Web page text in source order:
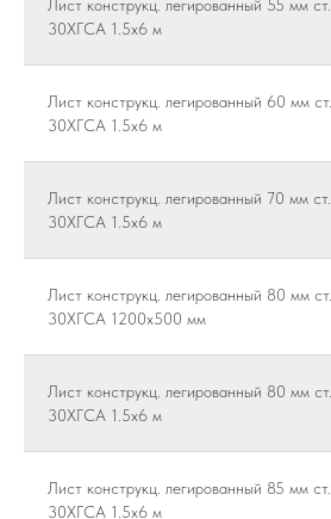
Лист конструкц. легированный 55 мм ст.
30ХГСА 1.5х6 м
Лист конструкц. легированный 60 мм ст.
30ХГСА 1.5х6 м
Лист конструкц. легированный 70 мм ст.
30ХГСА 1.5х6 м
Лист конструкц. легированный 80 мм ст.
30ХГСА 1200х500 мм
Лист конструкц. легированный 80 мм ст.
30ХГСА 1.5х6 м
Лист конструкц. легированный 85 мм ст.
30ХГСА 1.5х6 м